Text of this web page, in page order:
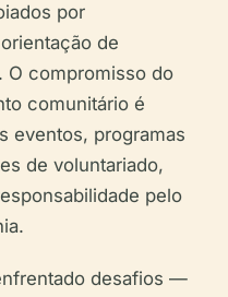
por
de
O compromisso do
comunitário é
eventos, programas
de voluntariado,
pelo
desafios —